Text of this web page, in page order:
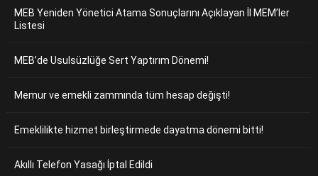
MEB Yeniden Yönetici Atama Sonuçlarını Açıklayan İl MEM’ler
Listesi
MEB’de Usulsüzlüğe Sert Yaptırım Dönemi!
Memur ve emekli zammında tüm hesap değişti!
Emeklilikte hizmet birleştirmede dayatma dönemi bitti!
Akıllı Telefon Yasağı İptal Edildi